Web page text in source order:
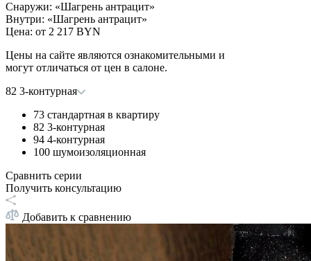
Снаружи: «Шагрень антрацит»
Внутри: «Шагрень антрацит»
Цена: от 2 217 BYN
Цены на сайте являются ознакомительными и
могут отличаться от цен в салоне.
82 3-контурная
73 стандартная в квартиру
82 3-контурная
94 4-контурная
100 шумоизоляционная
Сравнить серии
Получить консультацию
Добавить к сравнению